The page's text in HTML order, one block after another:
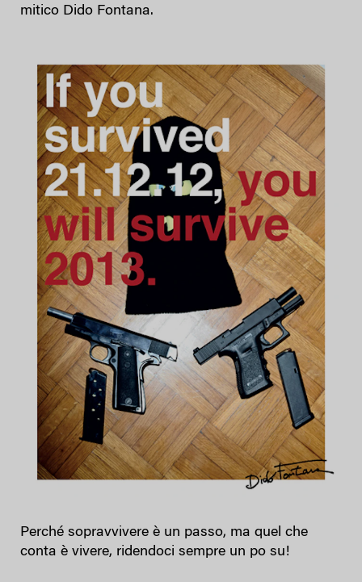
mitico Dido Fontana.
Perché sopravvivere è un passo, ma quel che
conta è vivere, ridendoci sempre un po su!